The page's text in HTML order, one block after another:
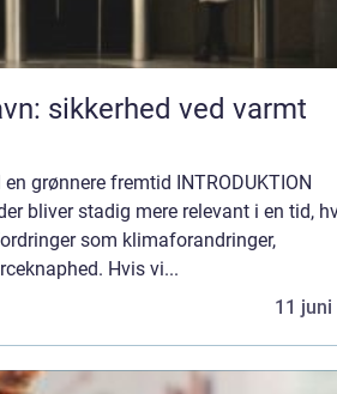
sikkerhed ved varmt
grønnere fremtid INTRODUKTION
bliver stadig mere relevant i en tid,
som klimaforandringer,
Hvis vi...
11 juni